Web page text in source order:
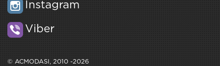
Instagram
Viber
© ACMODASI, 2010 -2026